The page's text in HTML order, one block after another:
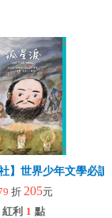
】世界少年文學必
折 205元
紅利 1 點